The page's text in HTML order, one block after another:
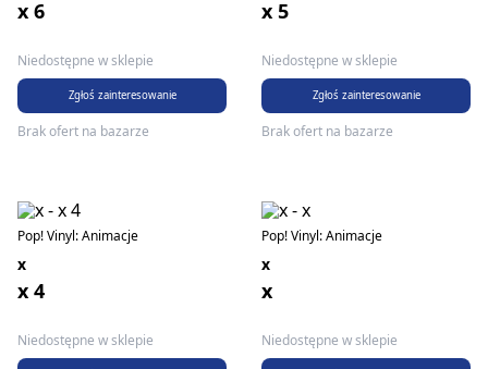
x 6
Niedostępne w sklepie
Zgłoś zainteresowanie
Brak ofert na bazarze
x 5
Niedostępne w sklepie
Zgłoś zainteresowanie
Brak ofert na bazarze
Pop! Vinyl: Animacje
x
x 4
Niedostępne w sklepie
Pop! Vinyl: Animacje
x
x
Niedostępne w sklepie